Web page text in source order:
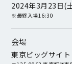
2024年3月23日(
※最終入場16:30
会場
東京ビッグサイ